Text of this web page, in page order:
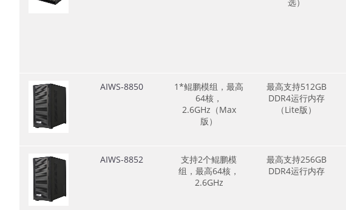
AIWS-8850
1*鲲鹏模组，最高
64核，
2.6GHz（Max
版）
最高支持512GB
DDR4运行内存
（Lite版）
AIWS-8852
支持2个鲲鹏模
组，最高64核，
2.6GHz
最高支持256GB
DDR4运行内存